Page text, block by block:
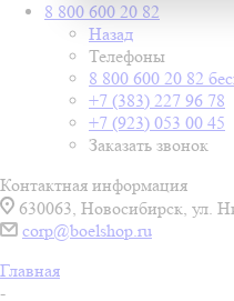
8 800 600 20 82
Назад
Телефоны
8 800 600 20 82
+7 (383) 227 96 78
+7 (923) 053 00 45
Заказать звонок
Контактная информация
630063, Новосибирск, ул.
corp@boelshop.ru
Главная
-